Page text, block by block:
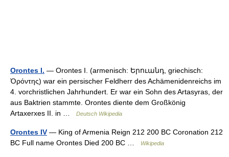
Orontes I. — Orontes I. (armenisch: Երուանդ, griechisch:
Ὀρόντης) war ein persischer Feldherr des Achämenidenreichs im
4. vorchristlichen Jahrhundert. Er war ein Sohn des Artasyras, der
aus Baktrien stammte. Orontes diente dem Großkönig
Artaxerxes II. in …
Deutsch Wikipedia
Orontes IV — King of Armenia Reign 212 200 BC Coronation 212
BC Full name Orontes Died 200 BC …
Wikipedia